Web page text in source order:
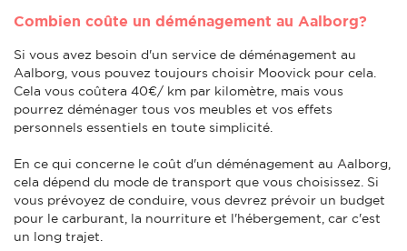
Combien coûte un déménagement au Aalborg?
Si vous avez besoin d'un service de déménagement au
Aalborg, vous pouvez toujours choisir Moovick pour cela.
Cela vous coûtera 40€/ km par kilomètre, mais vous
pourrez déménager tous vos meubles et vos effets
personnels essentiels en toute simplicité.
En ce qui concerne le coût d'un déménagement au Aalborg,
cela dépend du mode de transport que vous choisissez. Si
vous prévoyez de conduire, vous devrez prévoir un budget
pour le carburant, la nourriture et l'hébergement, car c'est
un long trajet.